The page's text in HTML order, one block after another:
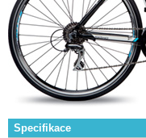
Specifikace